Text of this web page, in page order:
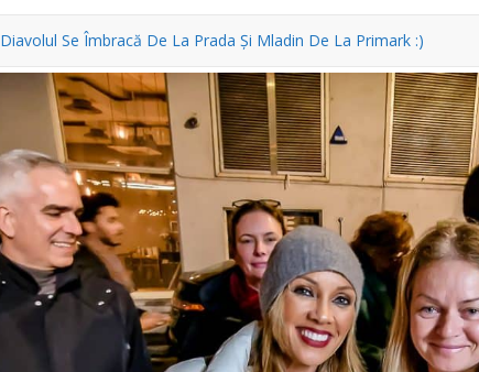
Diavolul Se Îmbracă De La Prada Și Mladin De La Primark :)